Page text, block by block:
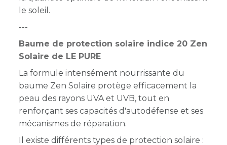
le soleil.
---
Baume de protection solaire indice 20 Zen
Solaire de LE PURE
La formule intensément nourrissante du
baume Zen Solaire protège efficacement la
peau des rayons UVA et UVB, tout en
renforçant ses capacités d'autodéfense et ses
mécanismes de réparation.
Il existe différents types de protection solaire :